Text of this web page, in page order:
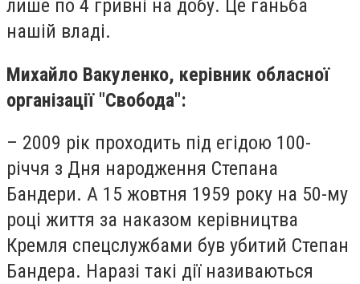
лише по 4 гривні на добу. Це ганьба
нашій владі.
Михайло Вакуленко, керівник обласної
організації "Свобода":
– 2009 рік проходить під егідою 100-
річчя з Дня народження Степана
Бандери. А 15 жовтня 1959 року на 50-му
році життя за наказом керівництва
Кремля спецслужбами був убитий Степан
Бандера. Наразі такі дії називаються